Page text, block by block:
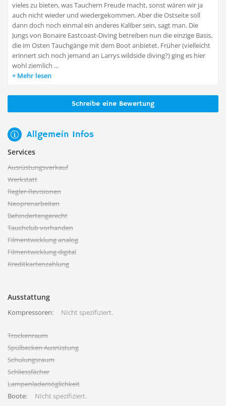
vieles zu bieten, was Tauchern Freude macht, sonst wären wir ja
auch nicht wieder und wiedergekommen. Aber die Ostseite soll
dann doch noch einmal ein anderes Kaliber sein, sagt man. Die
Jungs von Bonaire Eastcoast-Diving betreiben nun die einzige Basis,
die im Osten Tauchgänge mit dem Boot anbietet. Früher (vielleicht
erinnert sich noch jemand an Larrys wildside diving?) ging es hier
wohl ziemlich ...
Mehr lesen
Schreibe eine Bewertung
Allgemein Infos
Services
Ausrüstungsverkauf
Werkstatt
Regler-Revisionen
Neoprenarbeiten
Behindertengerecht
Tauchclub vorhanden
Filmentwicklung analog
Filmentwicklung digital
Kreditkartenzahlung
Ausstattung
Kompressoren: NIcht spezifiziert.
Trockenraum
Spülbecken Ausrüstung
Schulungsraum
Schliessfächer
Lampenlademöglichkeit
Boote:
NIcht spezifiziert.